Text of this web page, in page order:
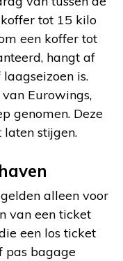
tot 15 kilo
een koffer tot
hangt af
is.
Eurowings,
genomen. Deze
stijgen.
alleen voor
van een ticket
een los ticket
pas bagage